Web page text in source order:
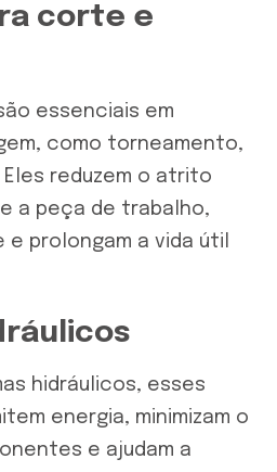
corte e
essenciais em
como torneamento,
reduzem o atrito
a peça de trabalho,
prolongam a vida útil
hidráulicos, esses
energia, minimizam o
e ajudam a